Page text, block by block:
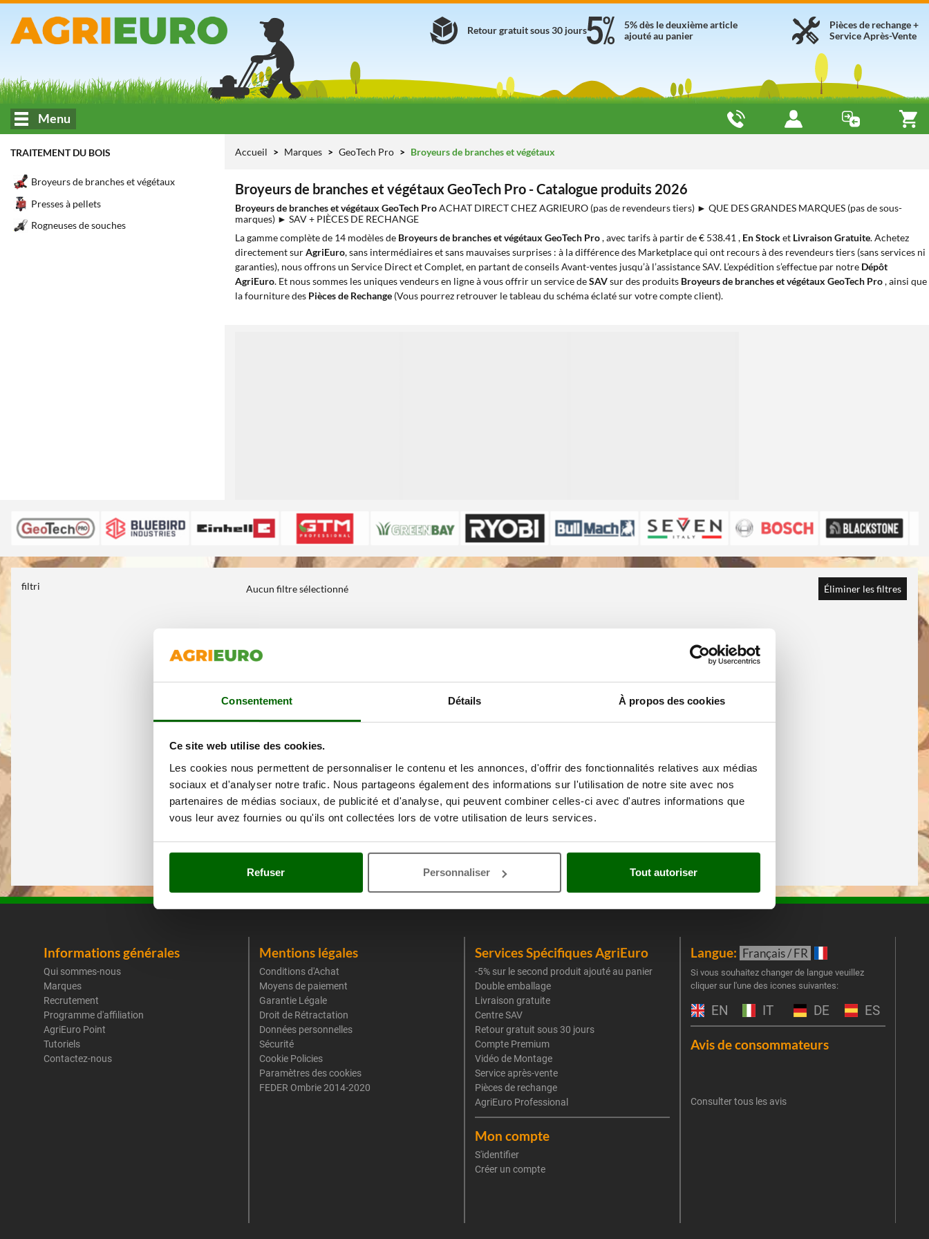
Consentement Détails À propos des cookies
Ce site web utilise des cookies.
Les cookies nous permettent de personnaliser le contenu et les annonces, d'offrir des fonctionnalités relatives aux médias
sociaux et d'analyser notre trafic. Nous partageons également des informations sur l'utilisation de notre site avec nos
partenaires de médias sociaux, de publicité et d'analyse, qui peuvent combiner celles-ci avec d'autres informations que
vous leur avez fournies ou qu'ils ont collectées lors de votre utilisation de leurs services.
Refuser Personnaliser Tout autoriser
Pièces de rechange +
Service Après-Vente
5% dès le deuxième article
ajouté au panier
Retour gratuit sous 30 jours
Menu
TRAITEMENT DU BOIS
Broyeurs de branches et végétaux
Presses à pellets
Rogneuses de souches
Accueil Marques GeoTech Pro Broyeurs de branches et végétaux
Broyeurs de branches et végétaux GeoTech Pro - Catalogue produits 2026
Broyeurs de branches et végétaux GeoTech ProACHAT DIRECT CHEZ AGRIEURO (pas de revendeurs tiers) ► QUE DES GRANDES MARQUES (pas de sous-
marques) ► SAV + PIÈCES DE RECHANGE
La gamme complète de 14 modèles de Broyeurs de branches et végétaux GeoTech Pro, avec tarifs à partir de € 538.41 , En Stocket Livraison Gratuite. Achetez
directement surAgriEuro, sans intermédiaires et sans mauvaises surprises : à la différence des Marketplace qui ont recours à des revendeurs tiers (sans services ni
garanties), nous offrons un Service Direct et Complet, en partant de conseils Avant-ventes jusqu’à l’assistance SAV. L’expédition s’effectue par notre Dépôt
AgriEuro. Et nous sommes les uniques vendeurs en ligne à vous offrir un service deSAVsur des produits Broyeurs de branches et végétaux GeoTech Pro, ainsi que
la fourniture des Pièces de Rechange (Vous pourrez retrouver le tableau du schéma éclaté sur votre compte client).
filtri Aucun filtre sélectionné Éliminer les filtres
Informations générales
Qui sommes-nous
Marques
Recrutement
Programme d'affiliation
AgriEuro Point
Tutoriels
Contactez-nous
Mentions légales
Conditions d'Achat
Moyens de paiement
Garantie Légale
Droit de Rétractation
Données personnelles
Sécurité
Cookie Policies
Paramètres des cookies
FEDER Ombrie 2014-2020
Services Spécifiques AgriEuro
-5% sur le second produit ajouté au panier
Double emballage
Livraison gratuite
Centre SAV
Retour gratuit sous 30 jours
Compte Premium
Vidéo de Montage
Service après-vente
Pièces de rechange
AgriEuro Professional
Mon compte
S'identifier
Créer un compte
Langue: Français / FR
Si vous souhaitez changer de langue veuillez
cliquer sur l'une des icones suivantes:
EN IT DE ES
Avis de consommateurs
Consulter tous les avis